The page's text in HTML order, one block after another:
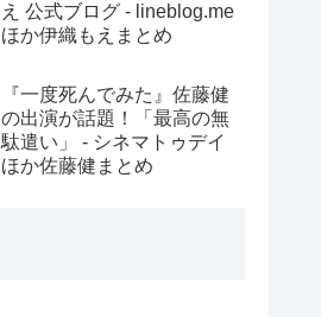
え 公式ブログ - lineblog.me
ほか伊織もえまとめ
『一度死んでみた』佐藤健
の出演が話題！「最高の無
駄遣い」 - シネマトゥデイ
ほか佐藤健まとめ